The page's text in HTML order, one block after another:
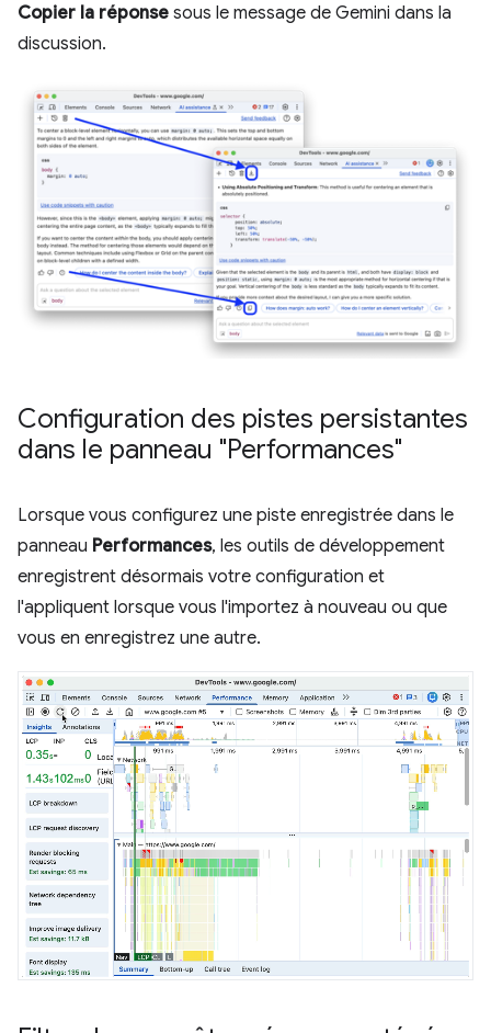
Copier la réponse sous le message de Gemini dans la
discussion.
Configuration des pistes persistantes
dans le panneau "Performances"
Lorsque vous configurez une piste enregistrée dans le
panneau Performances, les outils de développement
enregistrent désormais votre configuration et
l'appliquent lorsque vous l'importez à nouveau ou que
vous en enregistrez une autre.